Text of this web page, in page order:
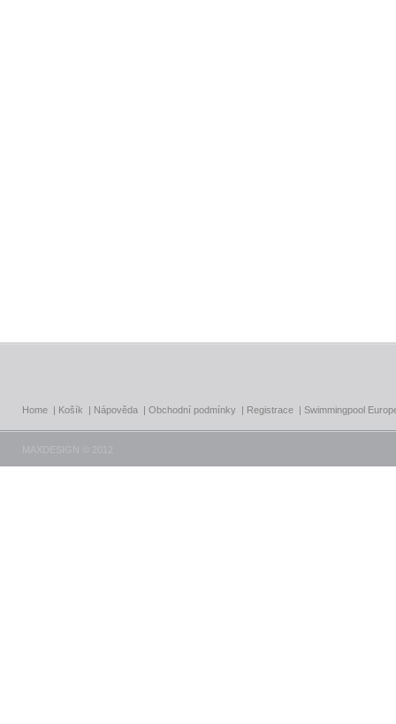
Home | Košík | Nápověda | Obchodní podmínky | Registrace | Swimmingpool
MAXDESIGN © 2012